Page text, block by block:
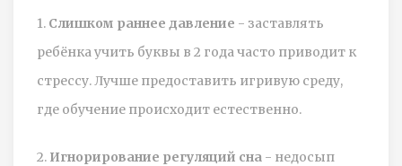
1. Слишком раннее давление - заставлять
ребёнка учить буквы в 2 года часто приводит к
стрессу. Лучше предоставить игривую среду,
где обучение происходит естественно.
2. Игнорирование регуляций сна - недосып